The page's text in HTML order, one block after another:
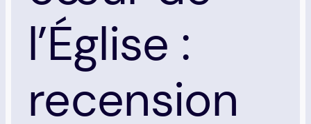
l’Église :
recension